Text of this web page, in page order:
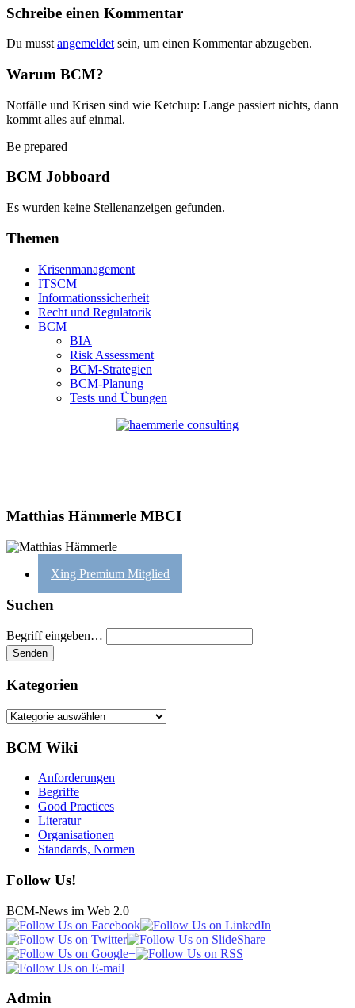
Schreibe einen Kommentar
Du musst angemeldet sein, um einen Kommentar abzugeben.
Warum BCM?
Notfälle und Krisen sind wie Ketchup: Lange passiert nichts, dann
kommt alles auf einmal.
Be prepared
BCM Jobboard
Es wurden keine Stellenanzeigen gefunden.
Themen
Krisenmanagement
ITSCM
Informationssicherheit
Recht und Regulatorik
BCM
BIA
Risk Assessment
BCM-Strategien
BCM-Planung
Tests und Übungen
Matthias Hämmerle MBCI
Xing Premium Mitglied
Suchen
Begriff eingeben…
Kategorien
Kategorien
BCM Wiki
Anforderungen
Begriffe
Good Practices
Literatur
Organisationen
Standards, Normen
Follow Us!
BCM-News im Web 2.0
Admin